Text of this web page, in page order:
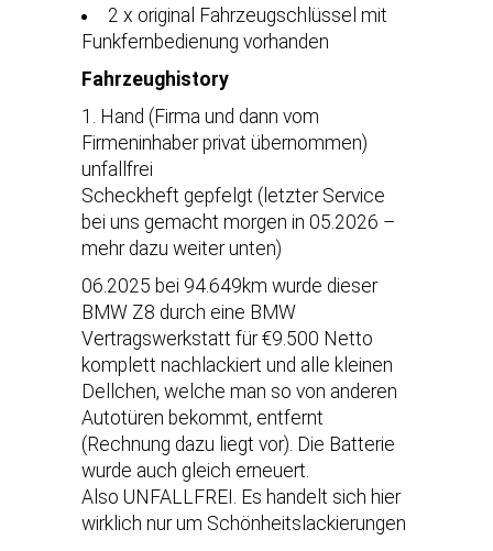
2 x original Fahrzeugschlüssel mit
Funkfernbedienung vorhanden
Fahrzeughistory
1. Hand (Firma und dann vom
Firmeninhaber privat übernommen)
unfallfrei
Scheckheft gepfelgt (letzter Service
bei uns gemacht morgen in 05.2026 –
mehr dazu weiter unten)
06.2025 bei 94.649km wurde dieser
BMW Z8 durch eine BMW
Vertragswerkstatt für €9.500 Netto
komplett nachlackiert und alle kleinen
Dellchen, welche man so von anderen
Autotüren bekommt, entfernt
(Rechnung dazu liegt vor). Die Batterie
wurde auch gleich erneuert.
Also UNFALLFREI. Es handelt sich hier
wirklich nur um Schönheitslackierungen